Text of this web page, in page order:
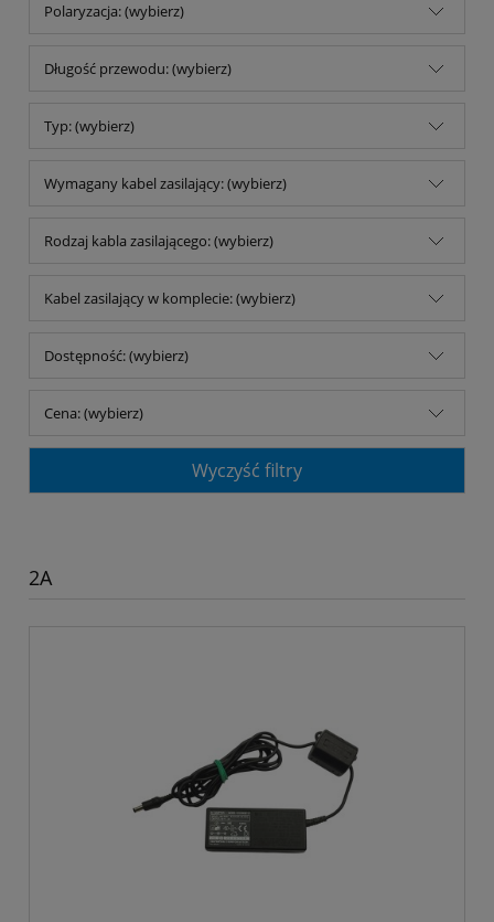
Polaryzacja: (wybierz)
Długość przewodu: (wybierz)
Typ: (wybierz)
Wymagany kabel zasilający: (wybierz)
Rodzaj kabla zasilającego: (wybierz)
Kabel zasilający w komplecie: (wybierz)
Dostępność: (wybierz)
Cena: (wybierz)
Wyczyść filtry
2A